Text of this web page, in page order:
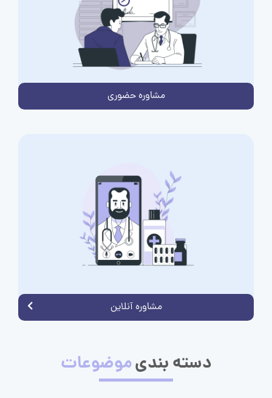
مشاوره حضوری
مشاوره آنلاین
دسته بندیموضوعات